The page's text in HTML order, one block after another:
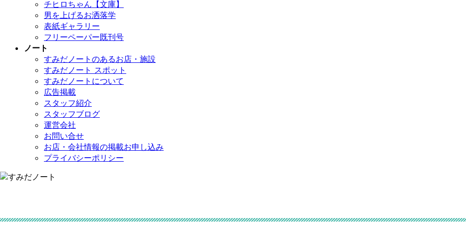
チヒロちゃん【文庫】
男を上げるお洒落学
表紙ギャラリー
フリーペーパー既刊号
ノート
すみだノートのあるお店・施設
すみだノート スポット
すみだノートについて
広告掲載
スタッフ紹介
スタッフブログ
運営会社
お問い合せ
お店・会社情報の掲載お申し込み
プライバシーポリシー